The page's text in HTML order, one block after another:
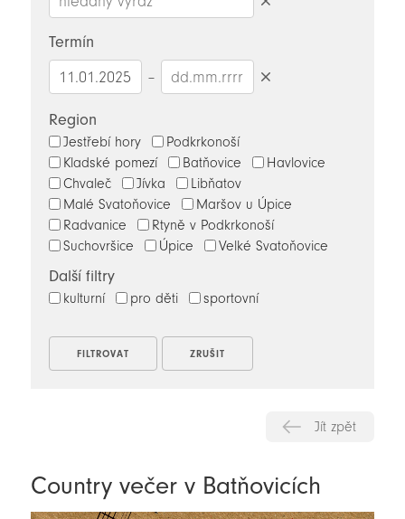
Termín
–
Region
Jestřebí hory
Podkrkonoší
Kladské pomezí
Batňovice
Havlovice
Chvaleč
Jívka
Libňatov
Malé Svatoňovice
Maršov u Úpice
Radvanice
Rtyně v Podkrkonoší
Suchovršice
Úpice Velké Svatoňovice
Další filtry
kulturní pro děti sportovní
Jít zpět
Country večer v Batňovicích